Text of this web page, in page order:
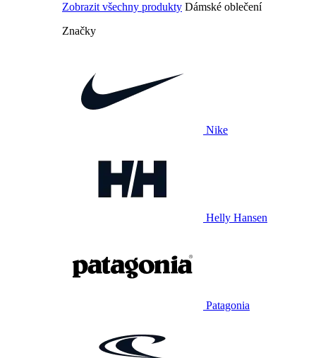
Zobrazit všechny produkty Dámské oblečení
Značky
Nike
Helly Hansen
Patagonia